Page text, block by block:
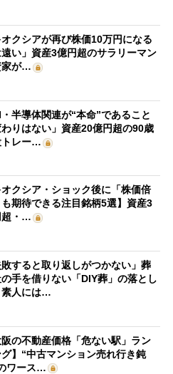
オクシアが再び株価10万円になる
遠い」資産3億円超のサラリーマン
家が…
・半導体関連が“本命”であること
わりはない」資産20億円超の90歳
トレー…
オクシア・ショック後に「株価倍
期待できる注目銘柄5選】資産3
超・…
敗すると取り返しがつかない」葬
手を借りない「DIY葬」の落とし
人には…
阪の不動産価格「危ない駅」ラン
】“中古マンション売れ行き鈍
ワース…